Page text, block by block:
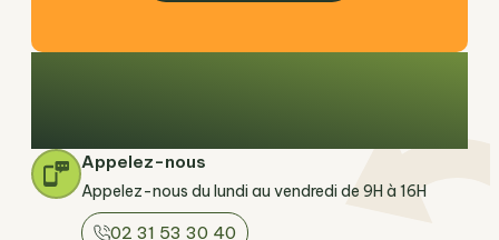
Appelez-nous
Appelez-nous du lundi au vendredi de 9H à 16H
02 31 53 30 40